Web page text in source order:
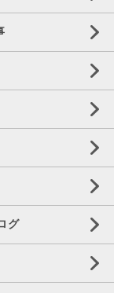
グ